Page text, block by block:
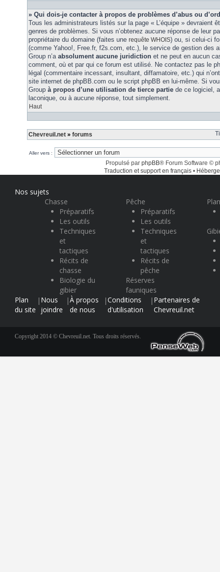
» Qui dois-je contacter à propos de problèmes d’abus ou
Tous les administrateurs listés sur la page « L’équipe » devraient
genres de problèmes. Si vous n’obtenez aucune réponse de leur
propriétaire du domaine (faites une requête WHOIS) ou, si celui-ci
(comme Yahoo!, Free.fr, f2s.com, etc.), le service de gestion des
Group n’a absolument aucune juridiction et ne peut en aucun
comment, où et par qui ce forum est utilisé. Ne contactez pas le
légal (commentaire incessant, insultant, diffamatoire, etc.) qui
site internet de phpBB.com ou le script phpBB en lui-même. Si
Group à propos d’une utilisation de tierce partie de ce logiciel,
laconique, ou à aucune réponse, tout simplement.
Haut
Chevreuil.net » forums
Aller vers :
Propulsé par phpBB® Forum Software ©
Traduction et support en français •
Nos sujets
Chasse
Préparatifs
Les outils
Techniques
et
tactiques
Récits de
chasse
Biologie du
gibier
Pêche
Préparatifs
Les outils
Techniques
et
tactiques
Récits de
pêche
Réserves
fauniques
Plan
du site
| Nous
joindre
|À propos
de nous
|Conditions
d'utilisation
| Partenaires de
Chevreuil.net
Copyright 2014 © Chevreuil.net. Tous droits réservés.